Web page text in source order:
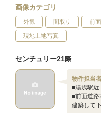
画像カテゴリ
外観 間取り 前
現地土地写真
センチュリー21際
物件担当
■湯浅駅近
■前面道路
建築して